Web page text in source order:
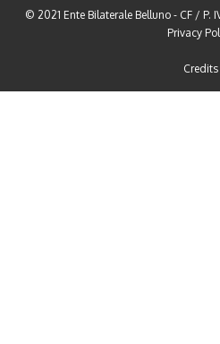
© 2021 Ente Bilaterale Belluno - CF / P.
Privacy
Credits